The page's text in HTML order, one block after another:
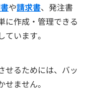
や請求書、発注書
に作成・管理できる
います。
せるためには、バッ
ません。